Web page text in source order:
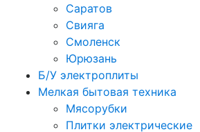
Саратов
Свияга
Смоленск
Юрюзань
Б/У электроплиты
Мелкая бытовая техника
Мясорубки
Плитки электрические